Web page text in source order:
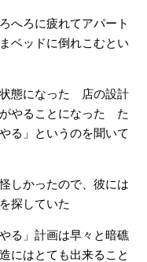
へろに疲れてアパート
ベッドに倒れこむとい
態になった 店の設計
やることになった た
る」というのを聞いて
しかったので、彼には
探していた
る」計画は早々と暗礁
にはとても出来ること